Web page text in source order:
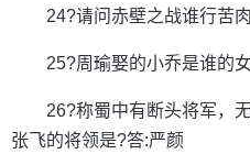
24?请问赤壁之战谁行苦
25?周瑜娶的小乔是谁的
26?称蜀中有断头将军，
张飞的将领是?答:严颜